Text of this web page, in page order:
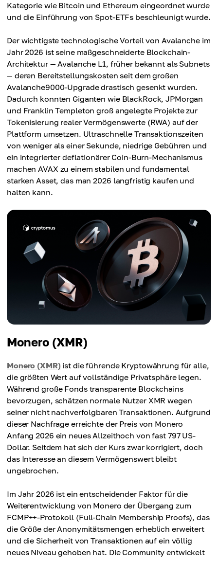
Kategorie wie Bitcoin und Ethereum eingeordnet wurde
und die Einführung von Spot-ETFs beschleunigt wurde.
Der wichtigste technologische Vorteil von Avalanche im
Jahr 2026 ist seine maßgeschneiderte Blockchain-
Architektur — Avalanche L1, früher bekannt als Subnets
— deren Bereitstellungskosten seit dem großen
Avalanche9000-Upgrade drastisch gesenkt wurden.
Dadurch konnten Giganten wie BlackRock, JPMorgan
und Franklin Templeton groß angelegte Projekte zur
Tokenisierung realer Vermögenswerte (RWA) auf der
Plattform umsetzen. Ultraschnelle Transaktionszeiten
von weniger als einer Sekunde, niedrige Gebühren und
ein integrierter deflationärer Coin-Burn-Mechanismus
machen AVAX zu einem stabilen und fundamental
starken Asset, das man 2026 langfristig kaufen und
halten kann.
Monero (XMR)
Monero (XMR) ist die führende Kryptowährung für alle,
die größten Wert auf vollständige Privatsphäre legen.
Während große Fonds transparente Blockchains
bevorzugen, schätzen normale Nutzer XMR wegen
seiner nicht nachverfolgbaren Transaktionen. Aufgrund
dieser Nachfrage erreichte der Preis von Monero
Anfang 2026 ein neues Allzeithoch von fast 797 US-
Dollar. Seitdem hat sich der Kurs zwar korrigiert, doch
das Interesse an diesem Vermögenswert bleibt
ungebrochen.
Im Jahr 2026 ist ein entscheidender Faktor für die
Weiterentwicklung von Monero der Übergang zum
FCMP++-Protokoll (Full-Chain Membership Proofs), das
die Größe der Anonymitätsmengen erheblich erweitert
und die Sicherheit von Transaktionen auf ein völlig
neues Niveau gehoben hat. Die Community entwickelt